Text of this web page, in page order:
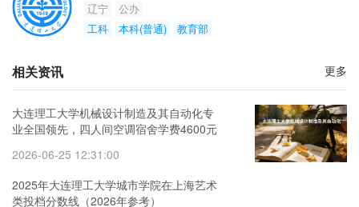
辽宁
公办
工科
本科(普通) 教育部
相关资讯 更多
大连理工大学机械设计制造及其自动化专
业全国领先，四人间空调宿舍学费4600元
2026-06-25 12:31:00
2025年大连理工大学城市学院在上海艺术
类投档分数线（2026年参考）